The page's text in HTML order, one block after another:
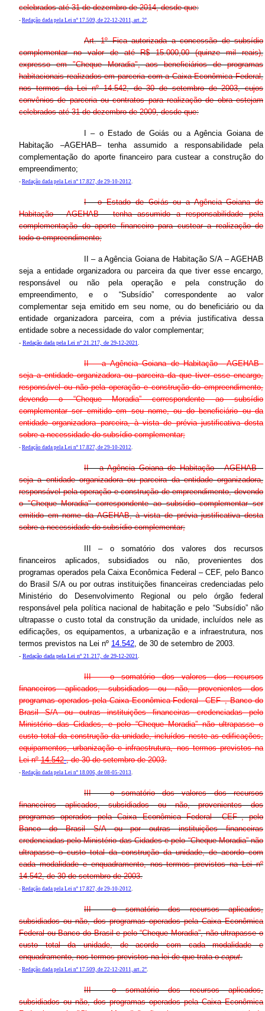
celebrados até 31 de dezembro de 2014, desde que:
- Redação dada pela Lei nº 17.509, de 22-12-2011, art. 2º.
Art. 1º Fica autorizada a concessão de subsídio
complementar no valor de até R$ 15.000,00 (quinze mil reais),
expresso em "Cheque Moradia", aos beneficiários de programas
habitacionais realizados em parceria com a Caixa Econômica Federal,
nos termos da Lei nº 14.542, de 30 de setembro de 2003, cujos
convênios de parceria ou contratos para realização de obra estejam
celebrados até 31 de dezembro de 2009, desde que:
I – o Estado de Goiás ou a Agência Goiana de
Habitação –AGEHAB– tenha assumido a responsabilidade pela
complementação do aporte financeiro para custear a construção do
empreendimento;
- Redação dada pela Lei nº 17.827, de 29-10-2012.
I - o Estado de Goiás ou a Agência Goiana de
Habitação - AGEHAB - tenha assumido a responsabilidade pela
complementação do aporte financeiro para custear a realização de
todo o empreendimento;
II – a Agência Goiana de Habitação S/A – AGEHAB
seja a entidade organizadora ou parceira da que tiver esse encargo,
responsável ou não pela operação e pela construção do
empreendimento, e o “Subsídio” correspondente ao valor
complementar seja emitido em seu nome, ou do beneficiário ou da
entidade organizadora parceira, com a prévia justificativa dessa
entidade sobre a necessidade do valor complementar;
- Redação dada pela Lei nº 21.217, de 29-12-2021
II – a Agência Goiana de Habitação –AGEHAB–
seja a entidade organizadora ou parceira da que tiver esse encargo,
responsável ou não pela operação e construção do empreendimento,
devendo o “Cheque Moradia” correspondente ao subsídio
complementar ser emitido em seu nome, ou do beneficiário ou da
entidade organizadora parceira, à vista de prévia justificativa desta
sobre a necessidade do subsídio complementar;
- Redação dada pela Lei nº 17.827, de 29-10-2012.
II - a Agência Goiana de Habitação - AGEHAB -
seja a entidade organizadora ou parceira da entidade organizadora,
responsável pela operação e construção de empreendimento, devendo
o "Cheque Moradia" correspondente ao subsídio complementar ser
emitido em nome da AGEHAB, à vista de prévia justificativa desta
sobre a necessidade do subsídio complementar;
III – o somatório dos valores dos recursos
financeiros aplicados, subsidiados ou não, provenientes dos
programas operados pela Caixa Econômica Federal – CEF, pelo Banco
do Brasil S/A ou por outras instituições financeiras credenciadas pelo
Ministério do Desenvolvimento Regional ou pelo órgão federal
responsável pela política nacional de habitação e pelo “Subsídio” não
ultrapasse o custo total da construção da unidade, incluídos nele as
edificações, os equipamentos, a urbanização e a infraestrutura, nos
termos previstos na Lei nº 14.542, de 30 de setembro de 2003.
- Redação dada pela Lei nº 21.217, de 29-12-2021
III – o somatório dos valores dos recursos
financeiros aplicados, subsidiados ou não, provenientes dos
programas operados pela Caixa Econômica Federal –CEF–, Banco do
Brasil S/A ou outras instituições financeiras credenciadas pelo
Ministério das Cidades, e pelo “Cheque Moradia” não ultrapasse o
custo total da construção da unidade, incluídos neste as edificações,
equipamentos, urbanização e infraestrutura, nos termos previstos na
Lei nº14.542 , de 30 de setembro de 2003.
- Redação dada pela Lei nº 18.006, de 08-05-2013.
III – o somatório dos valores dos recursos
financeiros aplicados, subsidiados ou não, provenientes dos
programas operados pela Caixa Econômica Federal –CEF–, pelo
Banco do Brasil S/A ou por outras instituições financeiras
credenciadas pelo Ministério das Cidades e pelo “Cheque Moradia” não
ultrapasse o custo total da construção da unidade, de acordo com
cada modalidade e enquadramento, nos termos previstos na Lei nº
14.542, de 30 de setembro de 2003.
- Redação dada pela Lei nº 17.827, de 29-10-2012.
III - o somatório dos recursos aplicados,
subsidiados ou não, dos programas operados pela Caixa Econômica
Federal ou Banco do Brasil e pelo “Cheque Moradia”, não ultrapasse o
custo total da unidade, de acordo com cada modalidade e
enquadramento, nos termos previstos na lei de que trata ocaput.
- Redação dada pela Lei nº 17.509, de 22-12-2011, art. 2º.
III - o somatório dos recursos aplicados,
subsidiados ou não, dos programas operados pela Caixa Econômica